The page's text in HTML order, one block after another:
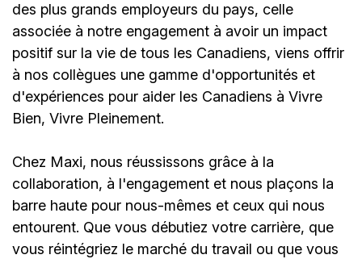
des plus grands employeurs du pays, celle
associée à notre engagement à avoir un impact
positif sur la vie de tous les Canadiens, viens offrir
à nos collègues une gamme d'opportunités et
d'expériences pour aider les Canadiens à Vivre
Bien, Vivre Pleinement.
Chez Maxi, nous réussissons grâce à la
collaboration, à l'engagement et nous plaçons la
barre haute pour nous-mêmes et ceux qui nous
entourent. Que vous débutiez votre carrière, que
vous réintégriez le marché du travail ou que vous